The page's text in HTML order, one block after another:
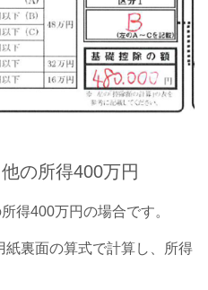
の所得400万円
得400万円の場合です。
裏面の算式で計算し、所得